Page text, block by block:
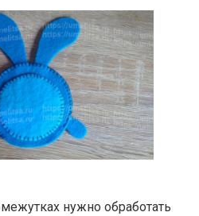
нужно обработать